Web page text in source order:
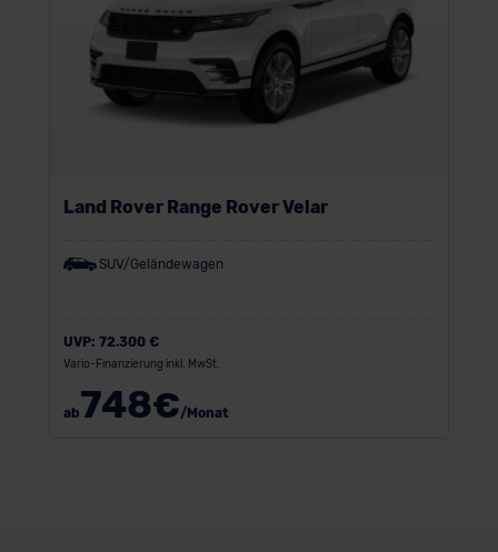
Land Rover Range Rover Velar
SUV/Geländewagen
UVP: 72.300 €
Vario-Finanzierung inkl. MwSt.
ab748€/Monat